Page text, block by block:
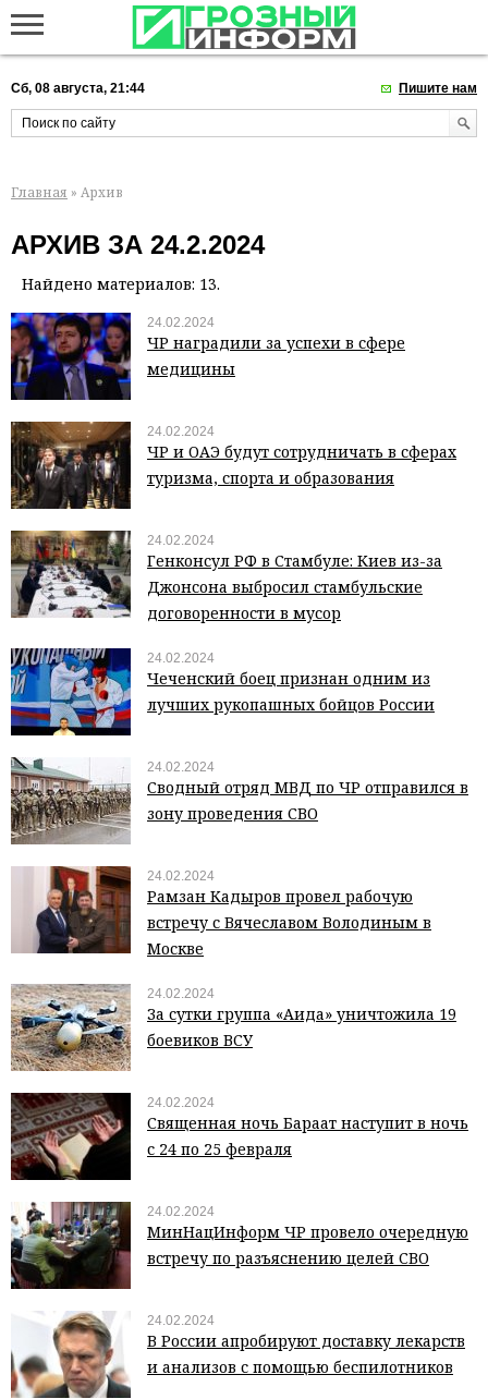
Сб, 08 августа, 21:44 Пишите нам
Главная » Архив
АРХИВ ЗА 24.2.2024
Найдено материалов: 13.
24.02.2024
ЧР наградили за успехи в сфере
медицины
24.02.2024
ЧР и ОАЭ будут сотрудничать в сферах
туризма, спорта и образования
24.02.2024
Генконсул РФ в Стамбуле: Киев из-за
Джонсона выбросил стамбульские
договоренности в мусор
24.02.2024
Чеченский боец признан одним из
лучших рукопашных бойцов России
24.02.2024
Сводный отряд МВД по ЧР отправился в
зону проведения СВО
24.02.2024
Рамзан Кадыров провел рабочую
встречу с Вячеславом Володиным в
Москве
24.02.2024
За сутки группа «Аида» уничтожила 19
боевиков ВСУ
24.02.2024
Священная ночь Бараат наступит в ночь
с 24 по 25 февраля
24.02.2024
МинНацИнформ ЧР провело очередную
встречу по разъяснению целей СВО
24.02.2024
В России апробируют доставку лекарств
и анализов с помощью беспилотников